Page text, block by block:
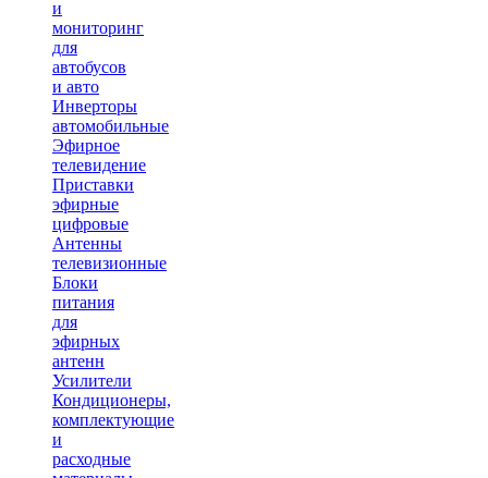
и
мониторинг
для
автобусов
и авто
Инверторы
автомобильные
Эфирное
телевидение
Приставки
эфирные
цифровые
Антенны
телевизионные
Блоки
питания
для
эфирных
антенн
Усилители
Кондиционеры,
комплектующие
и
расходные